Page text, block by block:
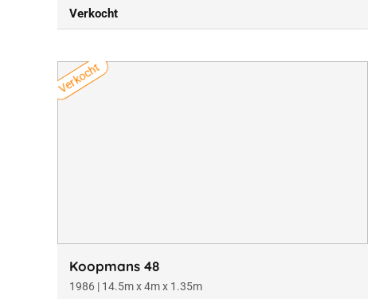
Verkocht
Verkocht
Koopmans 48
1986 | 14.5m x 4m x 1.35m